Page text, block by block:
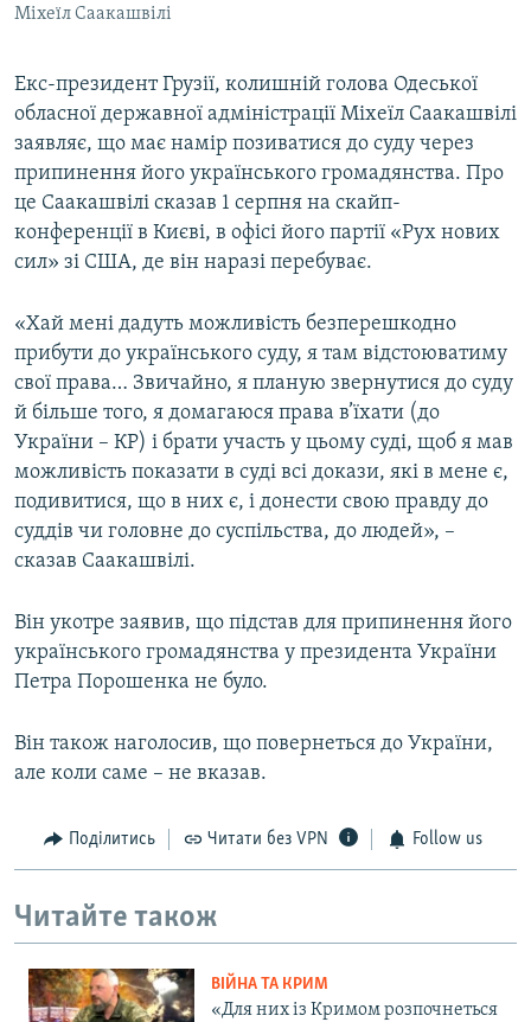
ІНФОГРАФІКА
ДОЛУЧАЙСЯ!
Усі сайти RFE/RL
Міхеїл Саакашвілі
Екс-президент Грузії, колишній голова Одеської
обласної державної адміністрації Міхеїл Саакашвілі
заявляє, що має намір позиватися до суду через
припинення його українського громадянства. Про
це Саакашвілі сказав 1 серпня на скайп-
конференції в Києві, в офісі його партії «Рух нових
сил» зі США, де він наразі перебуває.
«Хай мені дадуть можливість безперешкодно
прибути до українського суду, я там відстоюватиму
свої права… Звичайно, я планую звернутися до суду
й більше того, я домагаюся права в’їхати (до
України – КР) і брати участь у цьому суді, щоб я мав
можливість показати в суді всі докази, які в мене є,
подивитися, що в них є, і донести свою правду до
суддів чи головне до суспільства, до людей», –
сказав Саакашвілі.
Він укотре заявив, що підстав для припинення його
українського громадянства у президента України
Петра Порошенка не було.
Він також наголосив, що повернеться до України,
але коли саме – не вказав.
Поділитись Читати без VPN Follow us
Читайте також
ВІЙНА ТА КРИМ
«Для них із Кримом розпочнеться